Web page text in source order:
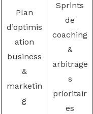
Plan
d’optimis
ation
business
&
marketin
g
Sprints
de
coaching
&
arbitrage
s
prioritair
es